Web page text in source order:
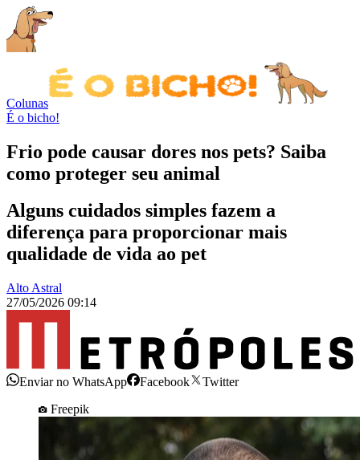
Colunas
É o bicho!
Frio pode causar dores nos pets? Saiba
como proteger seu animal
Alguns cuidados simples fazem a
diferença para proporcionar mais
qualidade de vida ao pet
Alto Astral
27/05/2026 09:14
Enviar no WhatsApp Facebook
Twitter
Freepik